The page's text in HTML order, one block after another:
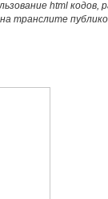
html кодов,
транслите